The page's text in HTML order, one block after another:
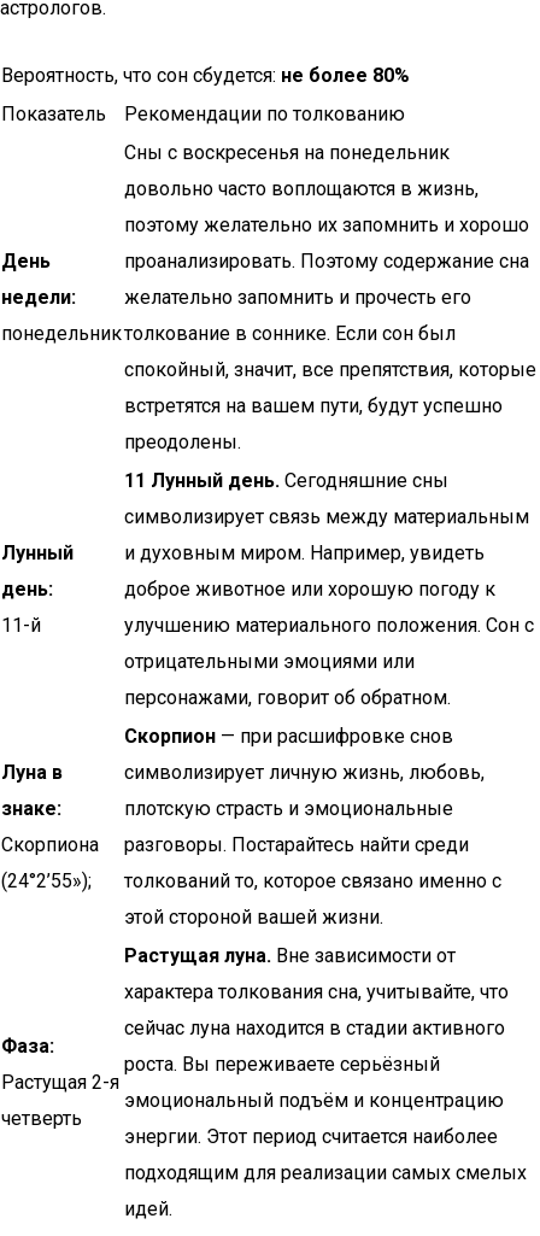
астрологов.
Вероятность, что сон сбудется: не более 80%
Показатель
Рекомендации по толкованию
День
недели:
понедельник
Сны с воскресенья на понедельник
довольно часто воплощаются в жизнь,
поэтому желательно их запомнить и хорошо
проанализировать. Поэтому содержание сна
желательно запомнить и прочесть его
толкование в соннике. Если сон был
спокойный, значит, все препятствия, которые
встретятся на вашем пути, будут успешно
преодолены.
Лунный
день:
11-й
11 Лунный день. Сегодняшние сны
символизирует связь между материальным
и духовным миром. Например, увидеть
доброе животное или хорошую погоду к
улучшению материального положения. Сон с
отрицательными эмоциями или
персонажами, говорит об обратном.
Луна в
знаке:
Скорпиона
(24°2’55»);
Скорпион — при расшифровке снов
символизирует личную жизнь, любовь,
плотскую страсть и эмоциональные
разговоры. Постарайтесь найти среди
толкований то, которое связано именно с
этой стороной вашей жизни.
Фаза:
Растущая 2-я
четверть
Растущая луна. Вне зависимости от
характера толкования сна, учитывайте, что
сейчас луна находится в стадии активного
роста. Вы переживаете серьёзный
эмоциональный подъём и концентрацию
энергии. Этот период считается наиболее
подходящим для реализации самых смелых
идей.